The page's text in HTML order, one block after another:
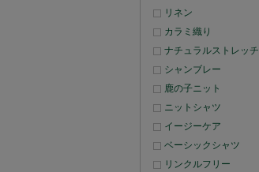
リネン
カラミ織り
ナチュラルストレッチ
シャンブレー
鹿の子ニット
ニットシャツ
イージーケア
ベーシックシャツ
リンクルフリー